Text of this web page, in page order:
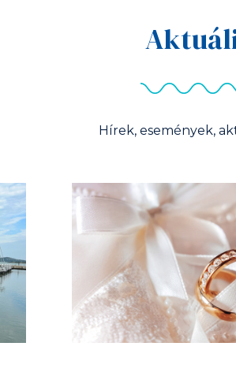
Hírek, események,